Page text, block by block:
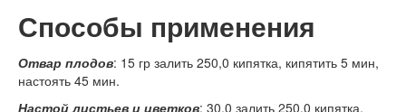
Способы применения
Отвар плодов: 15 гр залить 250,0 кипятка, кипятить 5 мин,
настоять 45 мин.
Настой листьев и цветков: 30.0 залить 250,0 кипятка,